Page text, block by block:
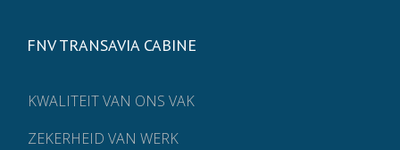
FNV TRANSAVIA CABINE
KWALITEIT VAN ONS VAK
ZEKERHEID VAN WERK